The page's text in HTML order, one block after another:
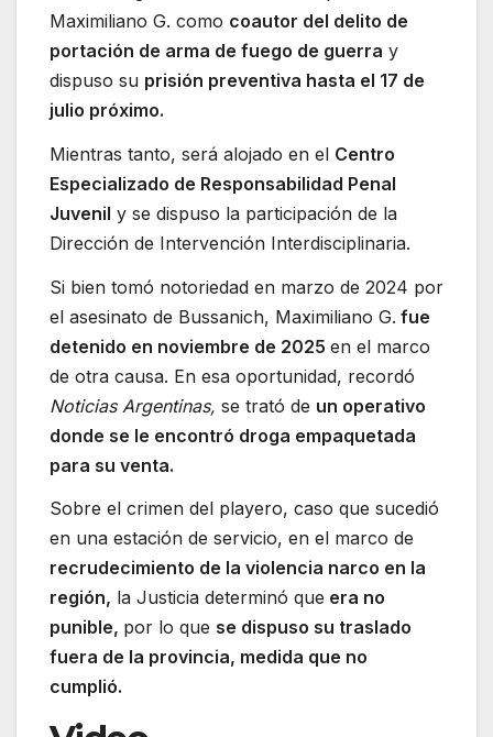
Maximiliano G. como coautor del delito de
portación de arma de fuego de guerra y
dispuso su prisión preventiva hasta el 17 de
julio próximo.
Mientras tanto, será alojado en el Centro
Especializado de Responsabilidad Penal
Juvenil y se dispuso la participación de la
Dirección de Intervención Interdisciplinaria.
Si bien tomó notoriedad en marzo de 2024 por
el asesinato de Bussanich, Maximiliano G. fue
detenido en noviembre de 2025 en el marco
de otra causa. En esa oportunidad, recordó
Noticias Argentinas, se trató de un operativo
donde se le encontró droga empaquetada
para su venta.
Sobre el crimen del playero, caso que sucedió
en una estación de servicio, en el marco de
recrudecimiento de la violencia narco en la
región, la Justicia determinó que era no
punible, por lo que se dispuso su traslado
fuera de la provincia, medida que no
cumplió.